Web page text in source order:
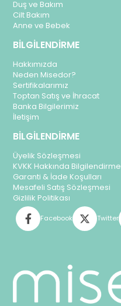
Duş ve Bakım
Cilt Bakım
Anne ve Bebek
BİLGİLENDİRME
Hakkımızda
Neden Misedor?
Sertifikalarımız
Toptan Satış ve İhracat
Banka Bilgilerimiz
İletişim
BİLGİLENDİRME
Üyelik Sözleşmesi
KVKK Hakkında Bilgilendirme
Garanti & İade Koşulları
Mesafeli Satış Sözleşmesi
Gizlilik Politikası
Facebook Twitter